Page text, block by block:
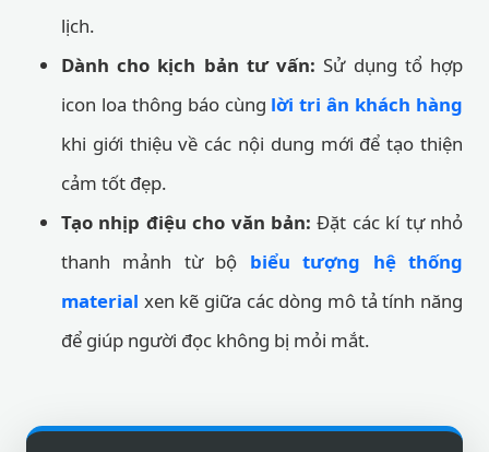
lịch.
Dành cho kịch bản tư vấn: Sử dụng tổ hợp
icon loa thông báo cùng lời tri ân khách hàng
khi giới thiệu về các nội dung mới để tạo thiện
cảm tốt đẹp.
Tạo nhịp điệu cho văn bản: Đặt các kí tự nhỏ
thanh mảnh từ bộ biểu tượng hệ thống
material xen kẽ giữa các dòng mô tả tính năng
để giúp người đọc không bị mỏi mắt.